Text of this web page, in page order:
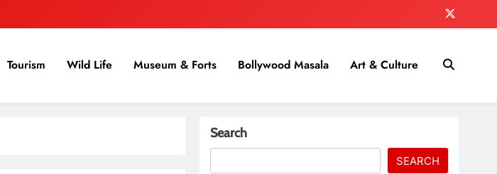
Tourism Wild Life Museum & Forts Bollywood Masala Art & Culture
Search
SEARCH